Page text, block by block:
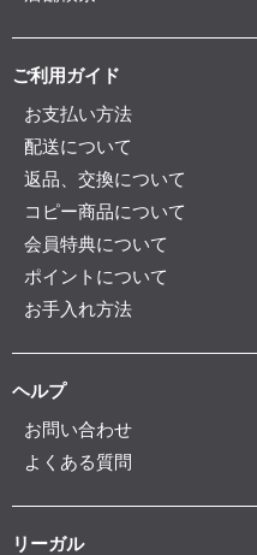
ご利用ガイド
お支払い方法
配送について
返品、交換について
コピー商品について
会員特典について
ポイントについて
お手入れ方法
ヘルプ
お問い合わせ
よくある質問
リーガル